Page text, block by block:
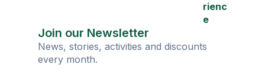
rienc
e
Join our Newsletter
News, stories, activities and discounts
every month.